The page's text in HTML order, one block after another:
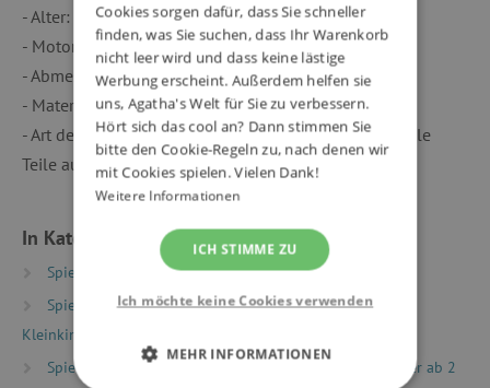
- Alter: 1 - 3 Jahre
- Motorik und Tastsinn
- Abmessungen: 13,5 x 13,5 x 87,5 cm
- Material(ien): Pappe
- Art der Schachtel: Schöne Box, sehr praktisch, um alle
Teile aufzubewahren
In Kategorien eingeteilt
Spielzeug nach Typ
Motorikspielzeug
Spielzeug nach Alter
Spiele und Spielzeug für
Kleinkinder
Spielzeug nach Alter
Spiele & Spielzeug für Kinder ab 2
Cookies sorgen dafür, dass Sie schneller
finden, was Sie suchen, dass Ihr Warenkorb
nicht leer wird und dass keine lästige
Werbung erscheint. Außerdem helfen sie
uns, Agatha's Welt für Sie zu verbessern.
Hört sich das cool an? Dann stimmen Sie
bitte den Cookie-Regeln zu, nach denen wir
mit Cookies spielen. Vielen Dank!
Weitere Informationen
ICH STIMME ZU
Ich möchte keine Cookies verwenden
MEHR INFORMATIONEN